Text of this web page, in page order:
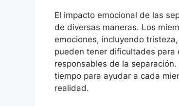
El impacto emocional de las
de diversas maneras. Los
emociones, incluyendo
pueden tener dificultades
responsables de la
tiempo para ayudar a cada
realidad.